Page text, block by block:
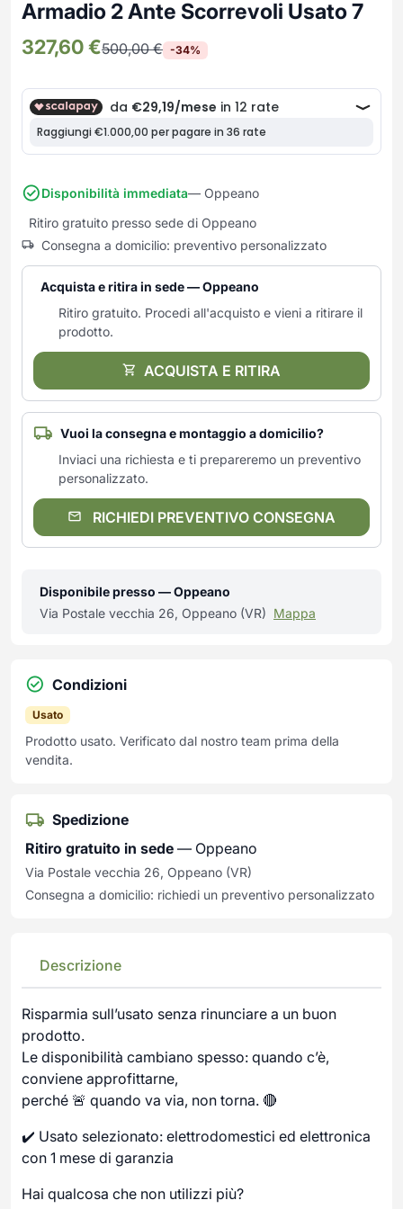
Frullatori
Macchine caffe e capsule
Robot Da Cucina
Sbattitori
Spremiagrumi e Centrifughe
Tostapane
Tritacarne
Tritaverdure elettrici
Utensili da cucina
Yogurtiere
Lampade da parete
Lampade da tavolo
Mobili Ingresso
Mobili Multiuso
Scarpiere
SOGGIORNO
Complementi Soggiorno
Sedie e Sgabelli
Soggiorni e Pareti
Tavoli e Tavolini
UFFICIO
Banconi Reception
Mobili per ufficio
Moduli per ufficio
Poltrone Barber Shop
Armadio 2 Ante Scorrevoli Usato 7
327,60€500,00€ -34%
Disponibilità immediata— Oppeano
Ritiro gratuito presso sede di Oppeano
Consegna a domicilio: preventivo personalizzato
Acquista e ritira in sede — Oppeano
Ritiro gratuito. Procedi all'acquisto e vieni a ritirare il
prodotto.
ACQUISTA E RITIRA
Vuoi la consegna e montaggio a domicilio?
Inviaci una richiesta e ti prepareremo un preventivo
personalizzato.
RICHIEDI PREVENTIVO CONSEGNA
Disponibile presso — Oppeano
Via Postale vecchia 26, Oppeano (VR) Mappa
Condizioni
Usato
Prodotto usato. Verificato dal nostro team prima della
vendita.
Spedizione
Ritiro gratuito in sede — Oppeano
Via Postale vecchia 26, Oppeano (VR)
Consegna a domicilio: richiedi un preventivo personalizzato
Descrizione
Risparmia sull’usato senza rinunciare a un buon
prodotto.
Le disponibilità cambiano spesso: quando c’è,
conviene approfittarne,
perché 🚨 quando va via, non torna. 🔴
✔️ Usato selezionato: elettrodomestici ed elettronica
con 1 mese di garanzia
Hai qualcosa che non utilizzi più?